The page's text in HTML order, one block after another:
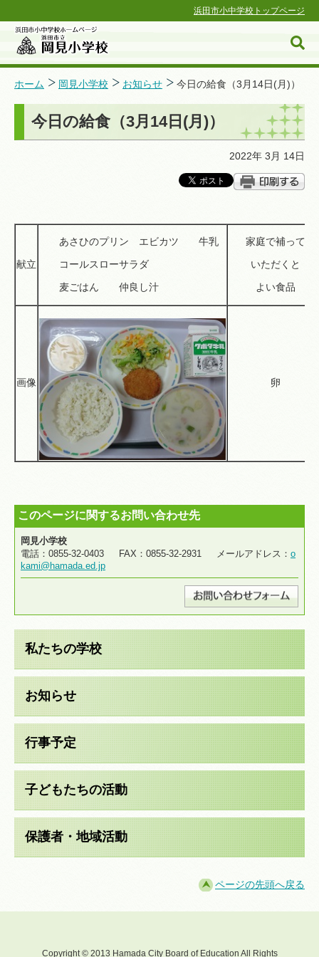
浜田市小中学校トップページ
浜田市小中学校ホームページ
ホーム 岡見小学校 お知らせ 今日の給食（3月14日(月)）
今日の給食（3月14日(月)）
2022年 3月 14日
献立
あさひのプリン エビカツ 牛乳
コールスローサラダ
麦ごはん 仲良し汁
家庭で補って
いただくと
よい食品
画像 卵
このページに関するお問い合わせ先
岡見小学校
電話：0855-32-0403 FAX：0855-32-2931 メールアドレス： o
kami@hamada.ed.jp
私たちの学校
お知らせ
行事予定
子どもたちの活動
保護者・地域活動
ページの先頭へ戻る
Copyright © 2013 Hamada City Board of Education All Rights